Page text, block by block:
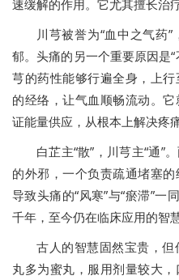
速缓解的作用。它尤其擅长治
川芎被誉为“血中之气药
郁。头痛的另一个重要原因是
芎的药性能够行遍全身，上
的经络，让气血顺畅流动。
证能量供应，从根本上解决疼
白芷主“散”，川芎主“通”
的外邪，一个负责疏通堵塞
导致头痛的“风寒”与“瘀滞”一
千年，至今仍在临床应用的智慧
古人的智慧固然宝贵，
丸多为蜜丸，服用剂量较大